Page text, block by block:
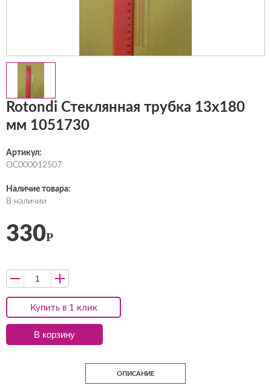
Rotondi Стеклянная трубка 13х180
мм 1051730
Артикул:
ОС000012507
Наличие товара:
В наличии
Купить в 1 клик
330Р
В корзину
ОПИСАНИЕ